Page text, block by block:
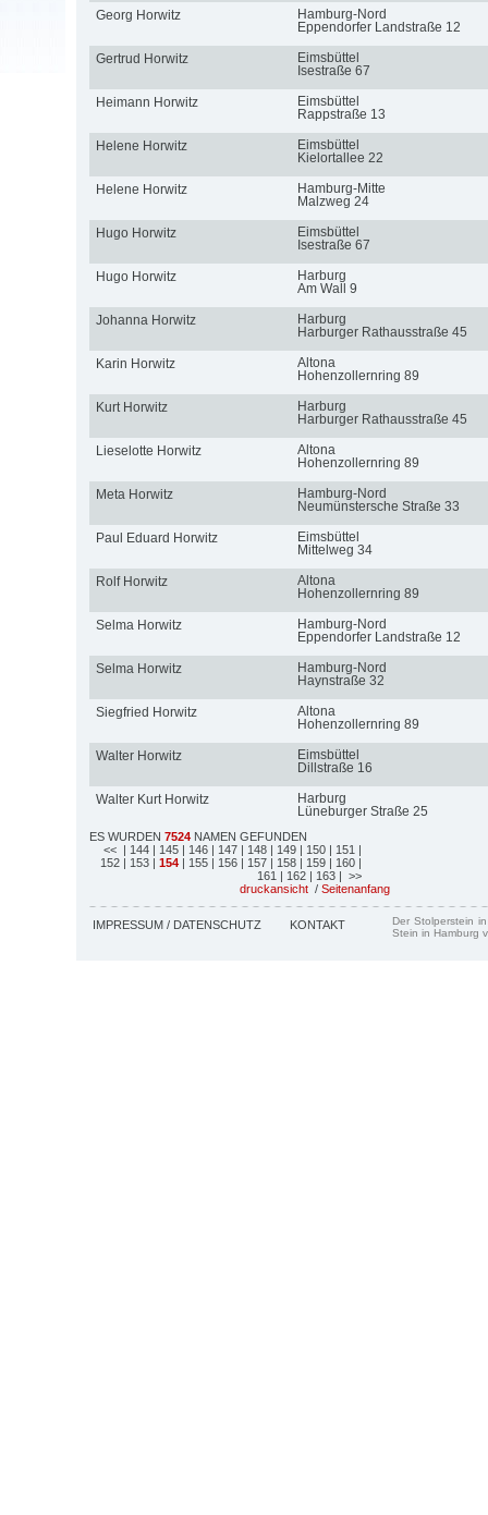
Georg Horwitz
Hamburg-Nord
Eppendorfer Landstraße 12
Gertrud Horwitz
Eimsbüttel
Isestraße 67
Heimann Horwitz
Eimsbüttel
Rappstraße 13
Helene Horwitz
Eimsbüttel
Kielortallee 22
Helene Horwitz
Hamburg-Mitte
Malzweg 24
Hugo Horwitz
Eimsbüttel
Isestraße 67
Hugo Horwitz
Harburg
Am Wall 9
Johanna Horwitz
Harburg
Harburger Rathausstraße 45
Karin Horwitz
Altona
Hohenzollernring 89
Kurt Horwitz
Harburg
Harburger Rathausstraße 45
Lieselotte Horwitz
Altona
Hohenzollernring 89
Meta Horwitz
Hamburg-Nord
Neumünstersche Straße 33
Paul Eduard Horwitz
Eimsbüttel
Mittelweg 34
Rolf Horwitz
Altona
Hohenzollernring 89
Selma Horwitz
Hamburg-Nord
Eppendorfer Landstraße 12
Selma Horwitz
Hamburg-Nord
Haynstraße 32
Siegfried Horwitz
Altona
Hohenzollernring 89
Walter Horwitz
Eimsbüttel
Dillstraße 16
Walter Kurt Horwitz
Harburg
Lüneburger Straße 25
ES WURDEN 7524 NAMEN GEFUNDEN
<< | 144 | 145 | 146 | 147 | 148 | 149 | 150 | 151 |
152 | 153 | 154 | 155 | 156 | 157 | 158 | 159 | 160 |
161 | 162 | 163 | >>
druckansicht / Seitenanfang
IMPRESSUM / DATENSCHUTZ KONTAKT
Der Stolperstein
Stein in Hamburg